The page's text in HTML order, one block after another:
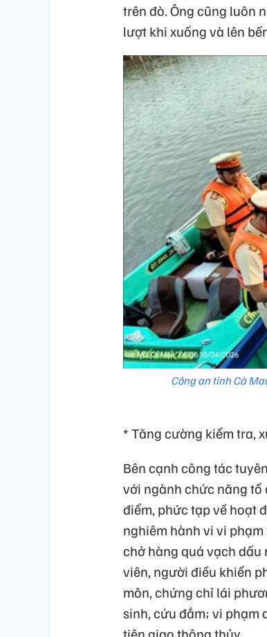
trên đò. Ông cũng luôn
lượt khi xuống và lên
Công an tỉnh Cà
* Tăng cường kiểm tra,
Bên cạnh công tác
với ngành chức năng tổ
điểm, phức tạp về hoạt
nghiêm hành vi vi
chở hàng quá vạch
viên, người điều khiển
môn, chứng chỉ lái
sinh, cứu đắm; vi phạm